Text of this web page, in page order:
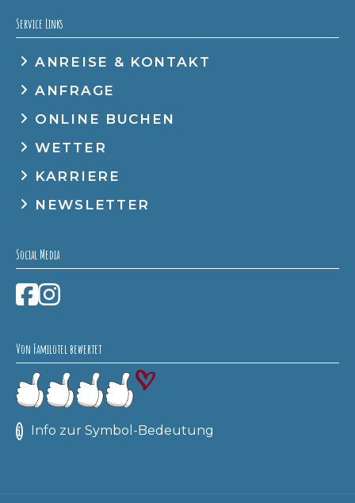
Service Links
ANREISE & KONTAKT
ANFRAGE
ONLINE BUCHEN
WETTER
KARRIERE
NEWSLETTER
Social Media
Von Familotel bewertet
Info zur Symbol-Bedeutung